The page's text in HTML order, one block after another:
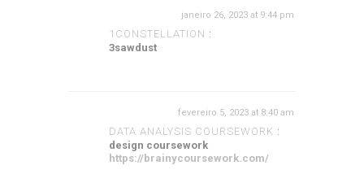
1CONSTELLATION :
janeiro 26, 2023 at 9:44 pm
3sawdust
DATA ANALYSIS COURSEWORK :
fevereiro 5, 2023 at 8:40 am
design coursework
https://brainycoursework.com/